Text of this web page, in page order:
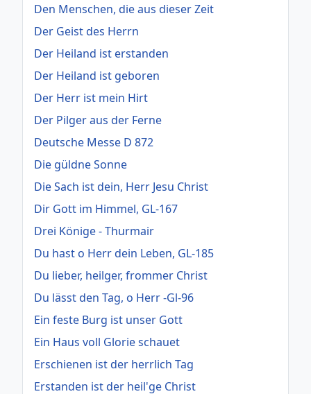
Den Menschen, die aus dieser Zeit
Der Geist des Herrn
Der Heiland ist erstanden
Der Heiland ist geboren
Der Herr ist mein Hirt
Der Pilger aus der Ferne
Deutsche Messe D 872
Die güldne Sonne
Die Sach ist dein, Herr Jesu Christ
Dir Gott im Himmel, GL-167
Drei Könige - Thurmair
Du hast o Herr dein Leben, GL-185
Du lieber, heilger, frommer Christ
Du lässt den Tag, o Herr -Gl-96
Ein feste Burg ist unser Gott
Ein Haus voll Glorie schauet
Erschienen ist der herrlich Tag
Erstanden ist der heil'ge Christ